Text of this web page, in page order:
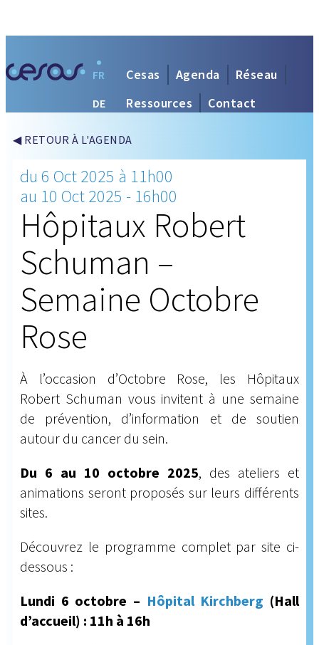
Ressources
Contact
DE
◀ RETOUR À L'AGENDA
du 6 Oct 2025 à 11h00
au 10 Oct 2025 - 16h00
Hôpitaux Robert
Schuman –
Semaine Octobre
Rose
À l’occasion d’Octobre Rose, les Hôpitaux
Robert Schuman vous invitent à une semaine
de prévention, d’information et de soutien
autour du cancer du sein.
Du 6 au 10 octobre 2025, des ateliers et
animations seront proposés sur leurs différents
sites.
Découvrez le programme complet par site ci-
dessous :
Lundi 6 octobre – Hôpital Kirchberg (Hall
d’accueil) : 11h à 16h